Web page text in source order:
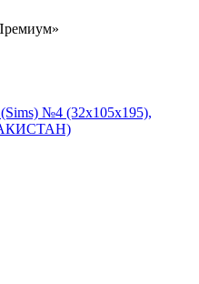
№4 (32x105x195),